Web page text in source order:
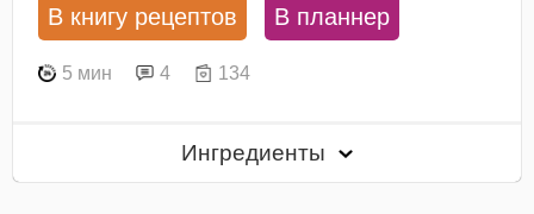
В книгу рецептов В планнер
5 мин 4 134
Ингредиенты